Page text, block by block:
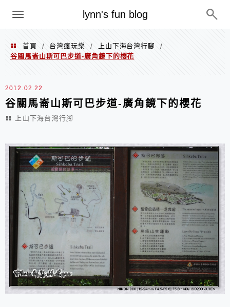
lynn's fun blog
menu
首頁 / 台灣瘋玩樂 / 上山下海台灣行腳
/
谷關馬崙山斯可巴步道-廣角鏡下的櫻花
2012.02.22
谷關馬崙山斯可巴步道-廣角鏡下的櫻花
上山下海台灣行腳